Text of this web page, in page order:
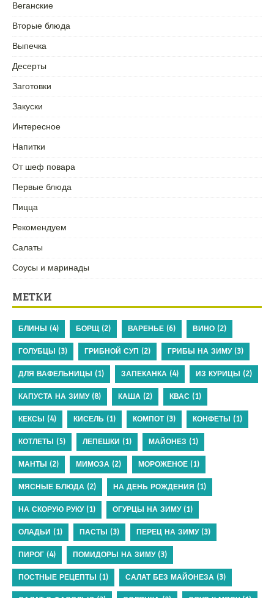
Веганские
Вторые блюда
Выпечка
Десерты
Заготовки
Закуски
Интересное
Напитки
От шеф повара
Первые блюда
Пицца
Рекомендуем
Салаты
Соусы и маринады
МЕТКИ
БЛИНЫ (4) БОРЩ(2) ВАРЕНЬЕ (6) ВИНО (2)
ГОЛУБЦЫ (3) ГРИБНОЙ СУП (2) ГРИБЫ НА ЗИМУ(3)
ДЛЯ ВАФЕЛЬНИЦЫ (1) ЗАПЕКАНКА (4) ИЗ КУРИЦЫ (2)
КАПУСТА НА ЗИМУ(8) КАША (2) КВАС (1)
КЕКСЫ (4) КИСЕЛЬ (1) КОМПОТ(3) КОНФЕТЫ (1)
КОТЛЕТЫ (5) ЛЕПЕШКИ (1) МАЙОНЕЗ (1)
МАНТЫ (2) МИМОЗА (2) МОРОЖЕНОЕ (1)
МЯСНЫЕ БЛЮДА (2) НА ДЕНЬ РОЖДЕНИЯ (1)
НА СКОРУЮ РУКУ(1) ОГУРЦЫ НА ЗИМУ(1)
ОЛАДЬИ (1) ПАСТЫ (3) ПЕРЕЦ НА ЗИМУ(3)
ПИРОГ (4) ПОМИДОРЫ НА ЗИМУ(3)
ПОСТНЫЕ РЕЦЕПТЫ (1) САЛАТ БЕЗ МАЙОНЕЗА (3)